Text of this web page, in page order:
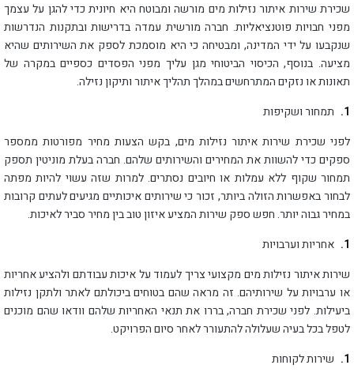
שכירת שירות איתור נזילות מים מורשה ומבוטח היא חיונית כדי להגן על עצמך
מפני חבויות פוטנציאליות. חברה מורשית עמדה בדרישות ובתקנות הנדרשות
שנקבעו על ידי המדינה, ומבטיחה כי היא מוסמכת לספק את השירותים שהיא
מציעה. בנוסף, הכיסוי הביטוחי מגן עליך מפני הפסדים כספיים במקרה של
תאונות או נזקים המתרחשים במהלך תהליך איתור ותיקון נזילה.
תמחור ושקיפות
לפני שכירת שירות איתור נזילות מים, בקש הצעות מחיר מפורטות ממספר
ספקים כדי להשוות את המחירים והשירותים שלהם. חברה בעלת מוניטין תספק
תמחור שקוף ללא עמלות או חיובים נסתרים. למרות שזה עשוי להיות מפתה
לבחור באפשרות הזולה ביותר, זכור כי שירותים איכותיים מגיעים לעתים קרובות
במחיר גבוה יותר. חפש ספק שירות המציע איזון טוב בין מחיר סביר לאיכות.
אחריות וערבויות
שירות איתור נזילות מים מקצועי צריך לעמוד על איכות עבודתם ולהציע אחריות
או ערבויות על שירותיהם. זה מראה שהם בטוחים ביכולתם לאתר ולתקן נזילות
ביעילות. לפני שכירת חברה, בררו את תנאי האחריות שלהם וודאו שהם מוכנים
לטפל בכל בעיה שעלולה להתעורר לאחר סיום הפרויקט.
שירות לקוחות